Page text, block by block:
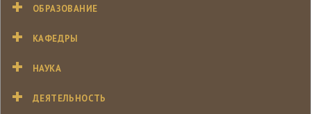
ОБРАЗОВАНИЕ
КАФЕДРЫ
НАУКА
ДЕЯТЕЛЬНОСТЬ